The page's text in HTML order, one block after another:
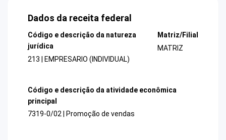
Dados da receita federal
Código e descrição da natureza
jurídica
213 | EMPRESARIO (INDIVIDUAL)
Matriz/Filial
MATRIZ
Código e descrição da atividade econômica
principal
7319-0/02 | Promoção de vendas